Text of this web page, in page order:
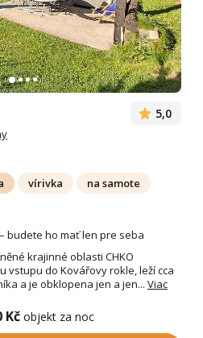
5,0
vírivka
na samote
budete ho mať len pre seba
krajinné oblasti CHKO
vstupu do Kovářovy rokle, leží cca
a je obklopena jen a jen... Viac
Kč objekt za noc